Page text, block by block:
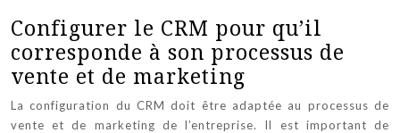
Configurer le CRM pour qu’il
corresponde à son processus de
vente et de marketing
La configuration du CRM doit être adaptée au processus de
vente et de marketing de l’entreprise. Il est important de